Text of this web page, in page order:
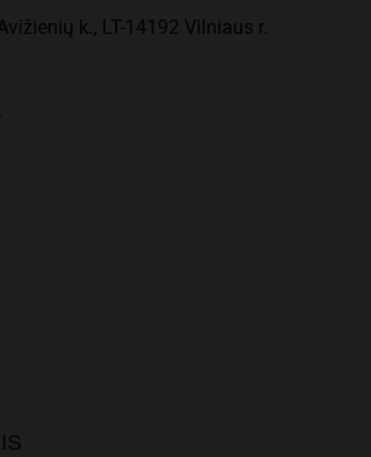
k., LT-14192 Vilniaus r.